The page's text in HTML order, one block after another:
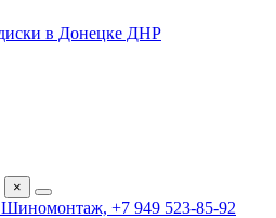
×
Шиномонтаж, +7 949 523-85-92